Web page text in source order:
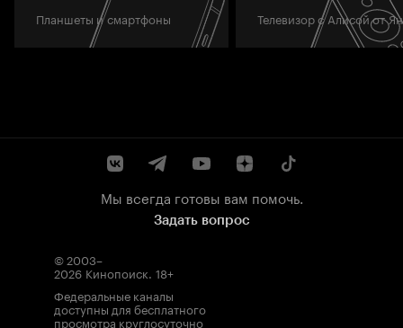
Планшеты и смартфоны Телевизор с Алисой от
Мы всегда готовы вам помочь.
Задать вопрос
© 2003–
2026 Кинопоиск. 18+
Федеральные каналы
доступны для бесплатного
просмотра круглосуточно